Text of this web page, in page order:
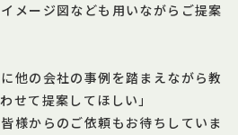
メージ図なども用いながらご提案
他の会社の事例を踏まえながら教
せて提案してほしい」
様からのご依頼もお待ちしていま